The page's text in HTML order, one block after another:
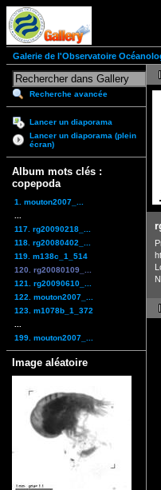
Galerie de l'Observatoire
Recherche avancée
Lancer un diaporama
Lancer un diaporama (plein
écran)
Album mots clés :
copepoda
1. mouton2007_...
117. rg20090218_...
118. rg20080402_...
119. m138c_1_514
120. rg20080109_...
121. rg20090610_...
122. mouton2007_...
123. m1078b_1_372
199. mouton2007_...
Image aléatoire